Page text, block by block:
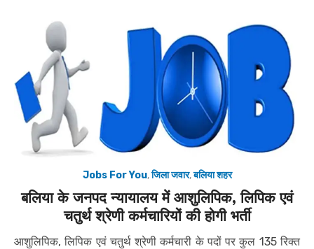
Jobs For You,जिला जवार,बलिया शहर
बलिया के जनपद न्यायालय में आशुलिपिक, लिपिक एवं
चतुर्थ श्रेणी कर्मचारियों की होगी भर्ती
आशुलिपिक, लिपिक एवं चतुर्थ श्रेणी कर्मचारी के पदों पर कुल 135 रिक्त